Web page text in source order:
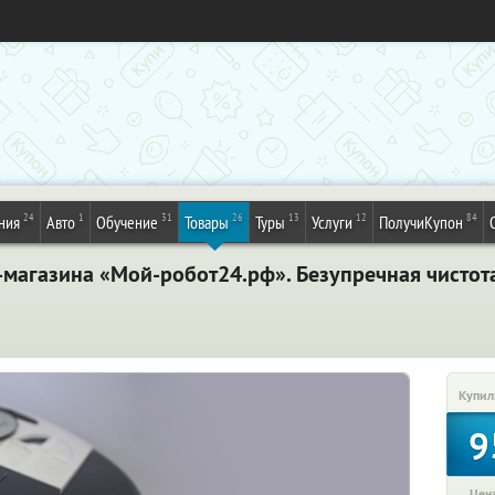
24 Авто 1 Обучение 31 Товары 26 Туры 13 Услуги 12 ПолучиКупон 84
«Мой-робот24.рф». Безупречная